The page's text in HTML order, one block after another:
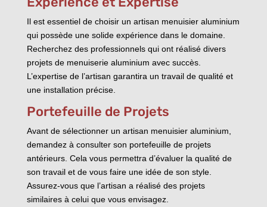
Il est essentiel de choisir un artisan menuisier aluminium
qui possède une solide expérience dans le domaine.
Recherchez des professionnels qui ont réalisé divers
projets de menuiserie aluminium avec succès.
L’expertise de l’artisan garantira un travail de qualité et
une installation précise.
Portefeuille de Projets
Avant de sélectionner un artisan menuisier aluminium,
demandez à consulter son portefeuille de projets
antérieurs. Cela vous permettra d’évaluer la qualité de
son travail et de vous faire une idée de son style.
Assurez-vous que l’artisan a réalisé des projets
similaires à celui que vous envisagez.